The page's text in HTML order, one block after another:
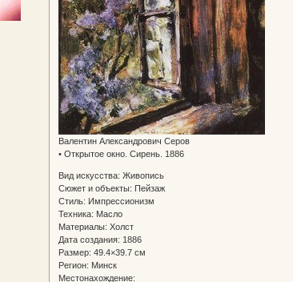
Валентин Александрович Серов
• Открытое окно. Сирень. 1886
Вид искусства: Живопись
Сюжет и объекты: Пейзаж
Стиль: Импрессионизм
Техника: Масло
Материалы: Холст
Дата создания: 1886
Размер: 49.4×39.7 см
Регион: Минск
Местонахождение: